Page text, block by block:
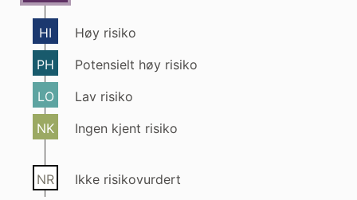
HI
Høy risiko
PH
Potensielt høy risiko
LO
Lav risiko
NK
Ingen kjent risiko
NR Ikke risikovurdert